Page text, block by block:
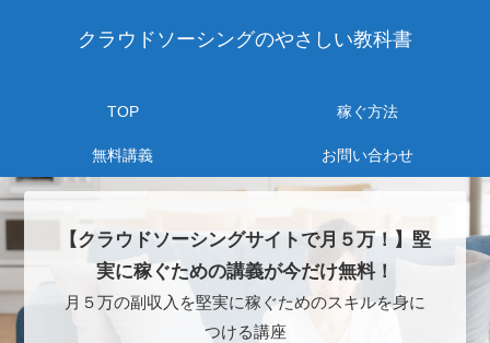
クラウドソーシングのやさしい教科書
TOP 稼ぐ方法
無料講義 お問い合わせ
【クラウドソーシングサイトで月５万！】堅
実に稼ぐための講義が今だけ無料！
月５万の副収入を堅実に稼ぐためのスキルを身に
つける講座